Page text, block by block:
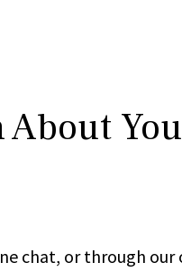
chat, or through